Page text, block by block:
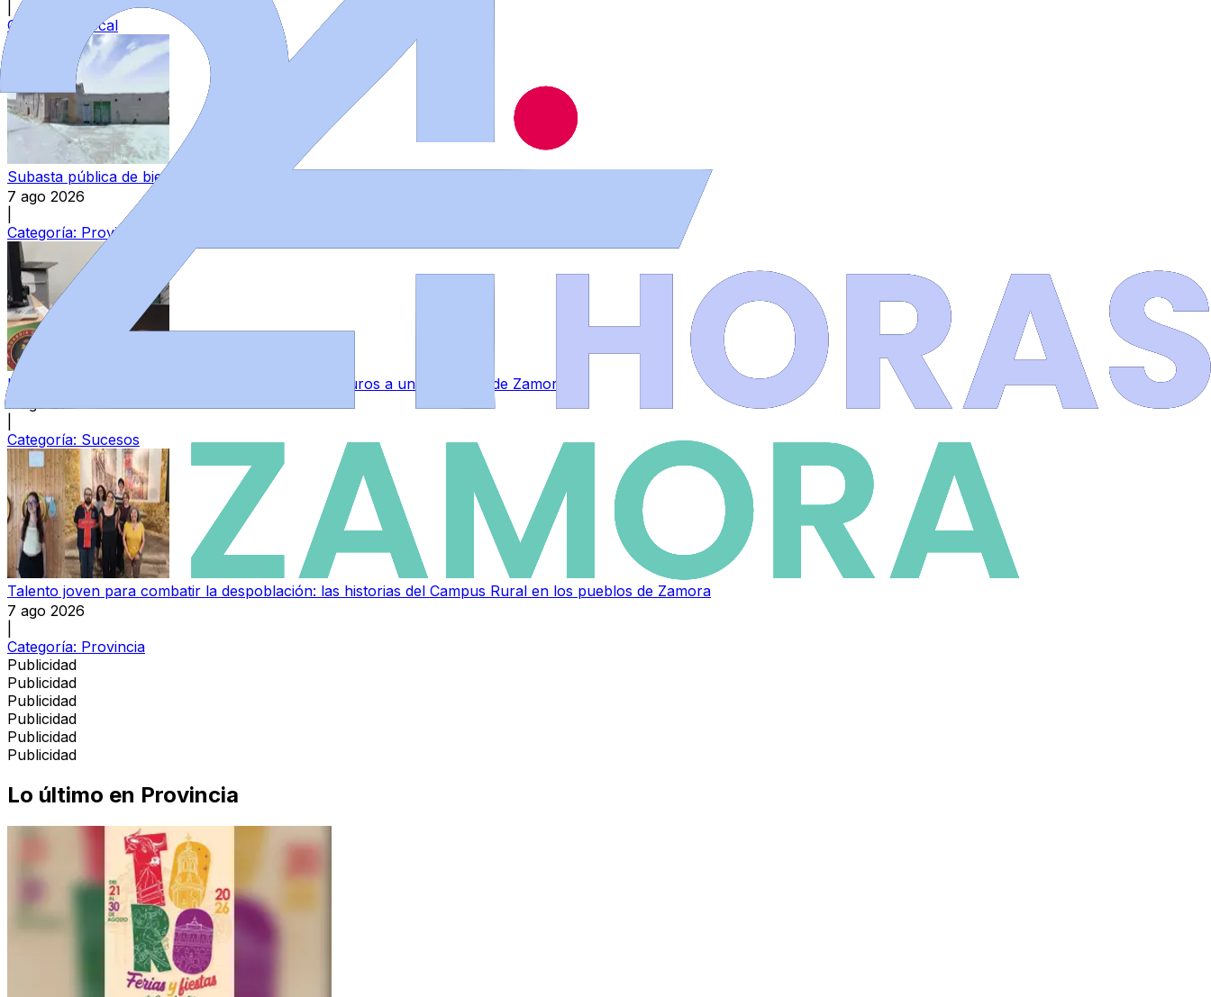
Categoría:
Local
Subasta pública de bienes del Estado en Zamora: varios inmuebles en distintos puntos de la provincia
7 ago 2026
Categoría: Provincia
Una mujer investigada por estafar más de 4.200 euros a una empresa de Zamora
7 ago 2026
Categoría: Sucesos
Talento joven para combatir la despoblación: las historias del Campus Rural en los pueblos de Zamora
7 ago 2026
Categoría: Provincia
Publicidad
Publicidad
Publicidad
Publicidad
Publicidad
Publicidad
Lo último en Provincia